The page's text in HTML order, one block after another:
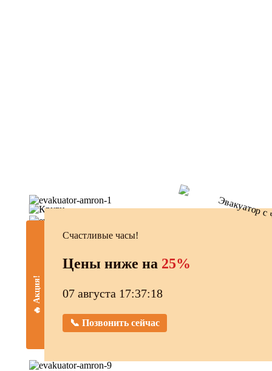
🔥 Акция!
Счастливые часы!
Цены ниже на 25%
07 августа 17:37:19
📞 Позвонить сейчас